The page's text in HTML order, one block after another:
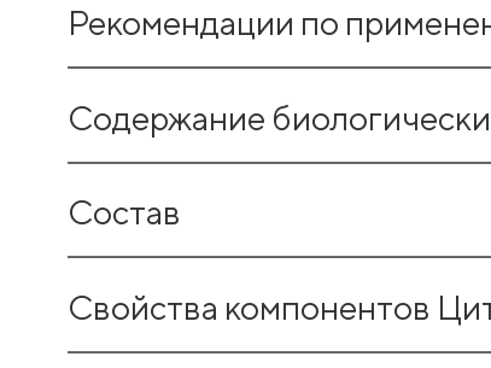
Рекомендации по
Взрослым — по 1–2 капсулы 1 раз в
Продолжительность приёма — 1
Свернуть
Содержание
Наименование
Состав
Свойства компонентов